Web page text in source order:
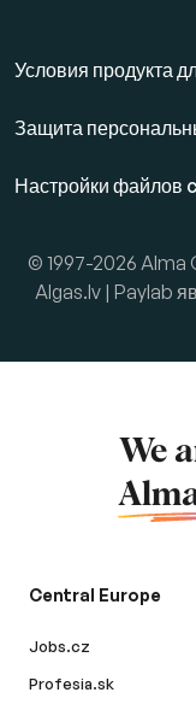
Условия продукта
Защита
Настройки файлов
© 1997-2026 Alma
Algas.lv | Paylab
We
Central Europe
Jobs.cz
Profesia.sk